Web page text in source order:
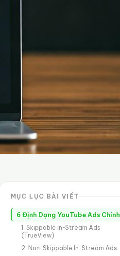
MỤC LỤC BÀI VIẾT
6 Định Dạng YouTube Ads Chính
1. Skippable In-Stream Ads
(TrueView)
2. Non-Skippable In-Stream Ads